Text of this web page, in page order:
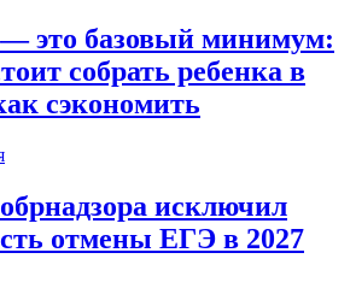
это базовый минимум:
собрать ребенка в
сэкономить
исключил
отмены ЕГЭ в 2027